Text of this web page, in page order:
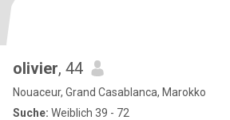
olivier, 44
Nouaceur, Grand Casablanca, Marokko
Suche: Weiblich 39 - 72